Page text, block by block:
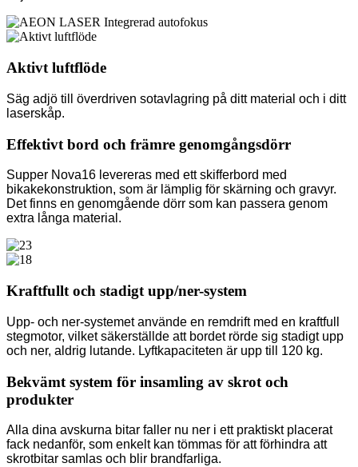
Aktivt luftflöde
Säg adjö till överdriven sotavlagring på ditt material och i ditt
laserskåp.
Effektivt bord och främre genomgångsdörr
Supper Nova16 levereras med ett skifferbord med
bikakekonstruktion, som är lämplig för skärning och gravyr.
Det finns en genomgående dörr som kan passera genom
extra långa material.
Kraftfullt och stadigt upp/ner-system
Upp- och ner-systemet använde en remdrift med en kraftfull
stegmotor, vilket säkerställde att bordet rörde sig stadigt upp
och ner, aldrig lutande. Lyftkapaciteten är upp till 120 kg.
Bekvämt system för insamling av skrot och
produkter
Alla dina avskurna bitar faller nu ner i ett praktiskt placerat
fack nedanför, som enkelt kan tömmas för att förhindra att
skrotbitar samlas och blir brandfarliga.